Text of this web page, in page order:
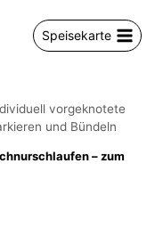
Speisekarte
vorgeknotete
und Bündeln
– zum